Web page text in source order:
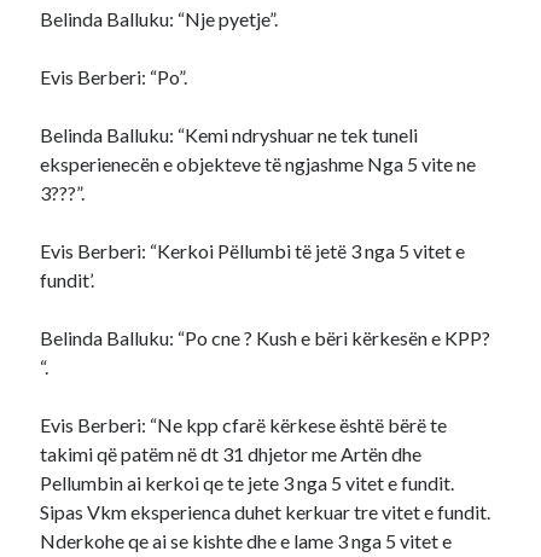
Belinda Balluku: “Nje pyetje”.
Evis Berberi: “Po”.
Belinda Balluku: “Kemi ndryshuar ne tek tuneli
eksperienecën e objekteve të ngjashme Nga 5 vite ne
3???”.
Evis Berberi: “Kerkoi Pëllumbi të jetë 3 nga 5 vitet e
fundit’.
Belinda Balluku: “Po cne ? Kush e bëri kërkesën e KPP?
“.
Evis Berberi: “Ne kpp cfarë kërkese është bërë te
takimi që patëm në dt 31 dhjetor me Artën dhe
Pellumbin ai kerkoi qe te jete 3 nga 5 vitet e fundit.
Sipas Vkm eksperienca duhet kerkuar tre vitet e fundit.
Nderkohe qe ai se kishte dhe e lame 3 nga 5 vitet e